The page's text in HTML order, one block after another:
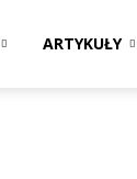
ARTYKUŁY